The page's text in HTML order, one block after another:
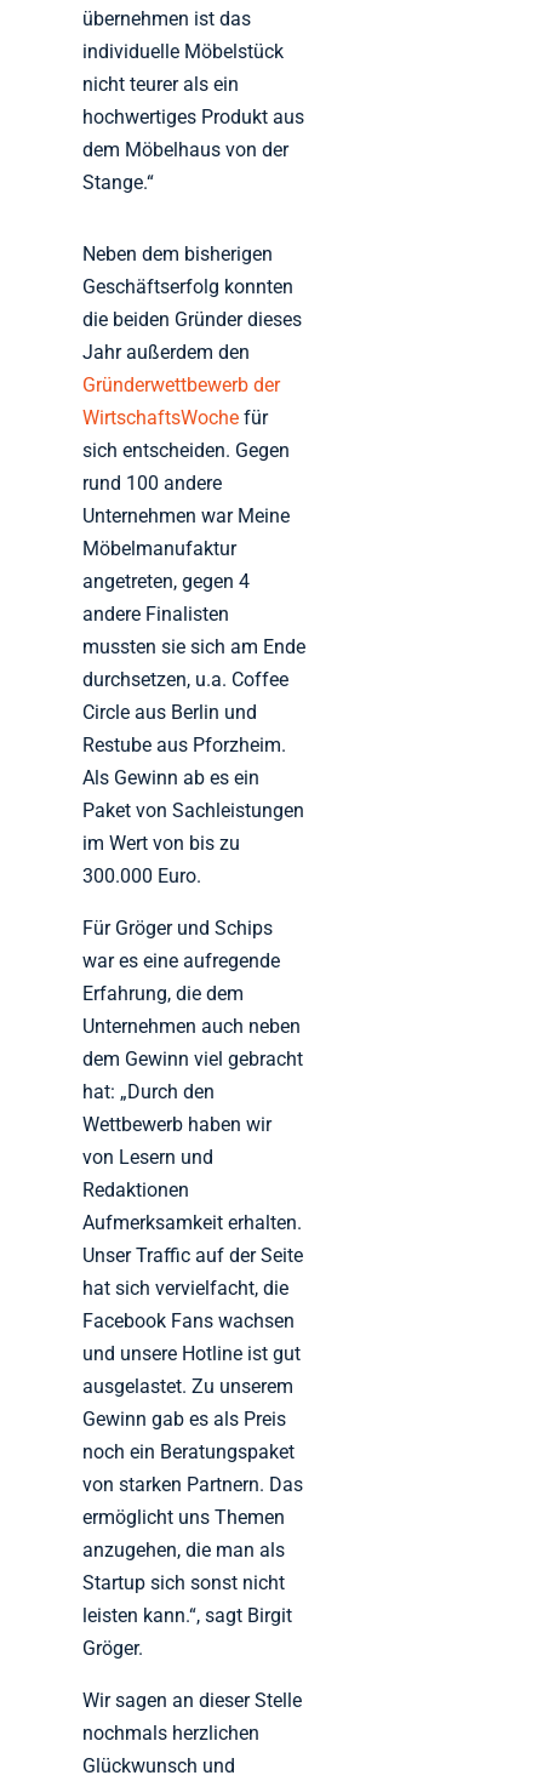
übernehmen ist das
individuelle Möbelstück
nicht teurer als ein
hochwertiges Produkt aus
dem Möbelhaus von der
Stange.“
Neben dem bisherigen
Geschäftserfolg konnten
die beiden Gründer dieses
Jahr außerdem den
Gründerwettbewerb der
WirtschaftsWoche für
sich entscheiden. Gegen
rund 100 andere
Unternehmen war Meine
Möbelmanufaktur
angetreten, gegen 4
andere Finalisten
mussten sie sich am Ende
durchsetzen, u.a. Coffee
Circle aus Berlin und
Restube aus Pforzheim.
Als Gewinn ab es ein
Paket von Sachleistungen
im Wert von bis zu
300.000 Euro.
Für Gröger und Schips
war es eine aufregende
Erfahrung, die dem
Unternehmen auch neben
dem Gewinn viel gebracht
hat: „Durch den
Wettbewerb haben wir
von Lesern und
Redaktionen
Aufmerksamkeit erhalten.
Unser Traffic auf der Seite
hat sich vervielfacht, die
Facebook Fans wachsen
und unsere Hotline ist gut
ausgelastet. Zu unserem
Gewinn gab es als Preis
noch ein Beratungspaket
von starken Partnern. Das
ermöglicht uns Themen
anzugehen, die man als
Startup sich sonst nicht
leisten kann.“, sagt Birgit
Gröger.
Wir sagen an dieser Stelle
nochmals herzlichen
Glückwunsch und